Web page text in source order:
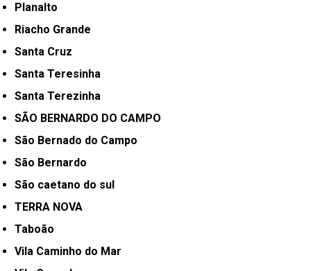
Planalto
Riacho Grande
Santa Cruz
Santa Teresinha
Santa Terezinha
SÃO BERNARDO DO CAMPO
São Bernado do Campo
São Bernardo
São caetano do sul
TERRA NOVA
Taboão
Vila Caminho do Mar